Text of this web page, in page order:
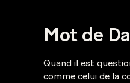
Mot de
Quand il est
comme celui de la